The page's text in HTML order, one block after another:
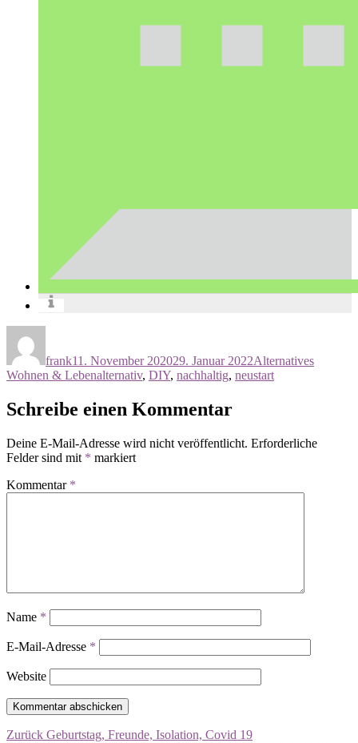
frank11. November 202029. Januar 2022Alternatives
Wohnen & LebenSchlagwörter
alternativ, DIY, nachhaltig, neustart
Schreibe einen Kommentar
Deine E-Mail-Adresse wird nicht veröffentlicht. Erforderliche
Felder sind mit * markiert
Kommentar *
Name *
E-Mail-Adresse *
Website
Beitragsnavigation
Zurück Vorheriger
Geburtstag, Freunde, Isolation, Covid 19